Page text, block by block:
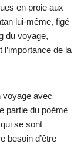
en proie aux
lui-même, figé
du voyage,
de la
voyage avec
partie du poème
se sont
besoin d’être